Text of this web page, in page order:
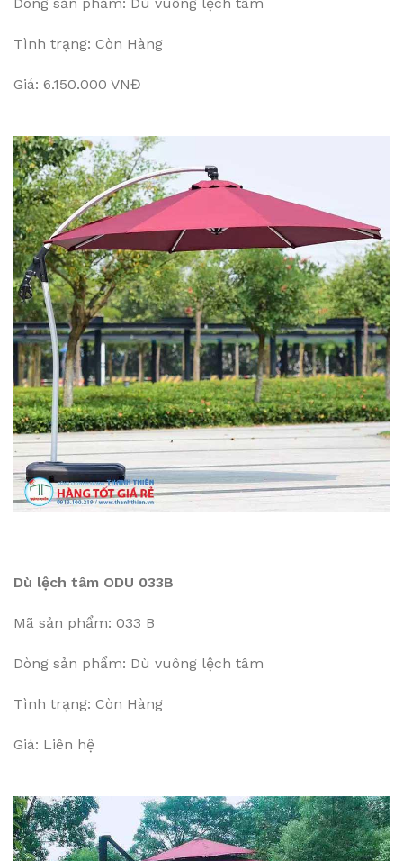
Tình trạng: Còn Hàng
Giá: 6.150.000 VNĐ
Dù lệch tâm ODU 033B
Mã sản phẩm: 033 B
Dòng sản phẩm: Dù vuông lệch tâm
Tình trạng: Còn Hàng
Giá: Liên hệ